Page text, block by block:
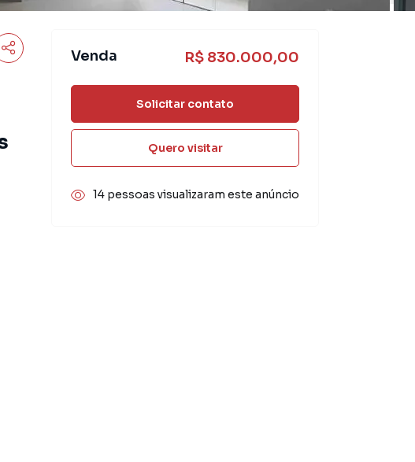
Venda R$ 830.000,00
Solicitar contato
Quero visitar
14 pessoas visualizaram este anúncio